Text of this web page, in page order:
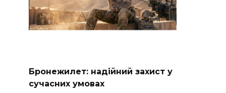
Бронежилет: надійний захист у
сучасних умовах